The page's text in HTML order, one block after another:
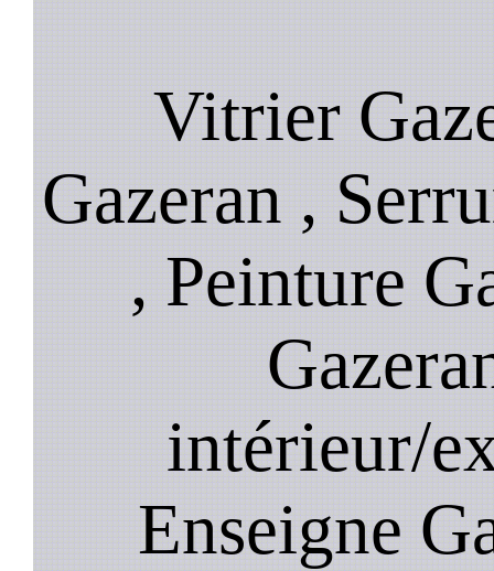
Vitrier
Gazeran ,
, Peinture
intérieur/
Enseigne